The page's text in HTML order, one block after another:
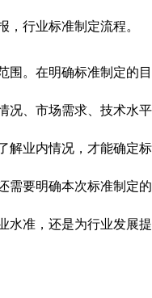
，行业标准制定流程。
围。在明确标准制定的目
况、市场需求、技术水平
解业内情况，才能确定标
需要明确本次标准制定的
水准，还是为行业发展提